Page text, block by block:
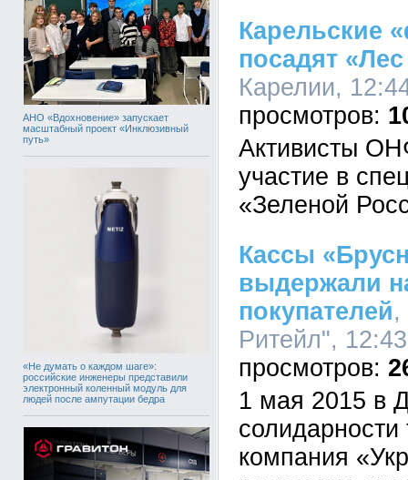
АНО «Вдохновение» запускает
масштабный проект «Инклюзивный
путь»
«Не думать о каждом шаге»:
российские инженеры представили
электронный коленный модуль для
людей после ампутации бедра
Карельские
посадят
Карелии,
Активисты
участие в
«Зеленой
Кассы
выдержали
покупателей,
Ритейл",
1 мая 2015 в
компания